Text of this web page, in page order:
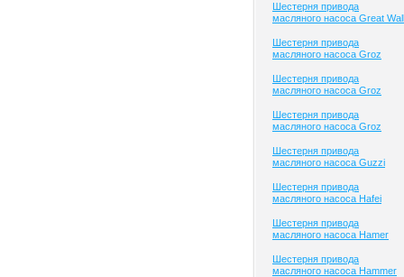
Шестерня привода
масляного насоса Great Wall
Шестерня привода
масляного насоса Groz
Шестерня привода
масляного насоса Groz
Шестерня привода
масляного насоса Groz
Шестерня привода
масляного насоса Guzzi
Шестерня привода
масляного насоса Hafei
Шестерня привода
масляного насоса Hamer
Шестерня привода
масляного насоса Hammer